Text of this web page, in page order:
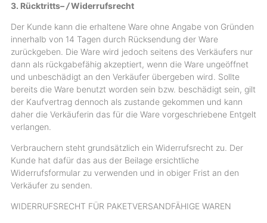
3. Rücktritts– /Widerrufsrecht
Der Kunde kann die erhaltene Ware ohne Angabe von Gründen
innerhalb von 14 Tagen durch Rücksendung der Ware
zurückgeben. Die Ware wird jedoch seitens des Verkäufers nur
dann als rückgabefähig akzeptiert, wenn die Ware ungeöffnet
und unbeschädigt an den Verkäufer übergeben wird. Sollte
bereits die Ware benutzt worden sein bzw. beschädigt sein, gilt
der Kaufvertrag dennoch als zustande gekommen und kann
daher die Verkäuferin das für die Ware vorgeschriebene Entgelt
verlangen.
Verbrauchern steht grundsätzlich ein Widerrufsrecht zu. Der
Kunde hat dafür das aus der Beilage ersichtliche
Widerrufsformular zu verwenden und in obiger Frist an den
Verkäufer zu senden.
WIDERRUFSRECHT FÜR PAKETVERSANDFÄHIGE WAREN